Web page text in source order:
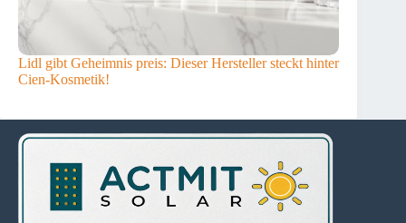
Lidl gibt Geheimnis preis: Dieser Hersteller steckt hinter
Cien-Kosmetik!